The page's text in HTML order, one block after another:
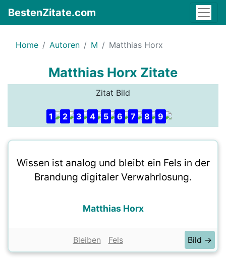
BestenZitate.com
Home Autoren M Matthias Horx
Matthias Horx Zitate
Zitat Bild
1 2 3 4 5 6 7 8 9
Wissen ist analog und bleibt ein Fels in der
Brandung digitaler Verwahrlosung.
Matthias Horx
Bleiben Fels Bild →